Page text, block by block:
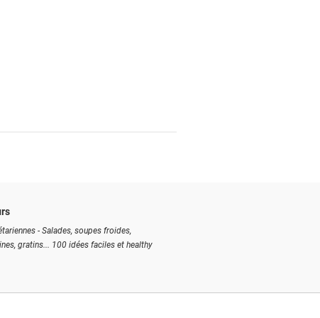
- Salades, soupes froides,
gratins... 100 idées faciles et healthy